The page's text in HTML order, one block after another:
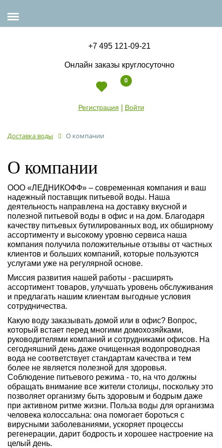
+7 495 121-09-21
Онлайн заказы круглосуточно
0
Регистрация Войти
Доставка воды О компании
О компании
ООО «ЛЕДНИКОФФ» – современная компания и ваш
надежный поставщик питьевой воды. Наша
деятельность направлена на доставку вкусной и
полезной питьевой воды в офис и на дом. Благодаря
качеству питьевых бутилированных вод, их обширному
ассортименту и высокому уровню сервиса наша
компания получила положительные отзывы от частных
клиентов и больших компаний, которые пользуются
услугами уже на регулярной основе.
Миссия развития нашей работы - расширять
ассортимент товаров, улучшать уровень обслуживания
и предлагать нашим клиентам выгодные условия
сотрудничества.
Какую воду заказывать домой или в офис? Вопрос,
который встает перед многими домохозяйками,
руководителями компаний и сотрудниками офисов. На
сегодняшний день даже очищенная водопроводная
вода не соответствует стандартам качества и тем
более не является полезной для здоровья.
Соблюдение питьевого режима - то, на что должны
обращать внимание все жители столицы, поскольку это
позволяет организму быть здоровым и бодрым даже
при активном ритме жизни. Польза воды для организма
человека колоссальна: она помогает бороться с
вирусными заболеваниями, ускоряет процессы
регенерации, дарит бодрость и хорошее настроение на
целый день.